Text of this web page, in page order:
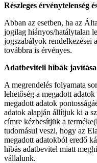
Részleges érvénytelenség
Abban az esetben, ha az
jogilag hiányos/hatálytalan
jogszabályok rendelkezései
továbbra is érvényes.
Adatbeviteli hibák javítása
A megrendelés folyamata
lehetőség a megadott
megadott adatok
adatok alapján állítjuk ki a
címre kézbesítjük a
tudomásul veszi, hogy az
megadott adatokból eredő
hibás adatbevitel miatt
vállalunk.